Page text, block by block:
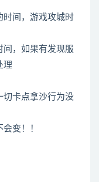
时间，游戏攻城时
间，如果有发现服
理
切卡点拿沙行为没
变！！